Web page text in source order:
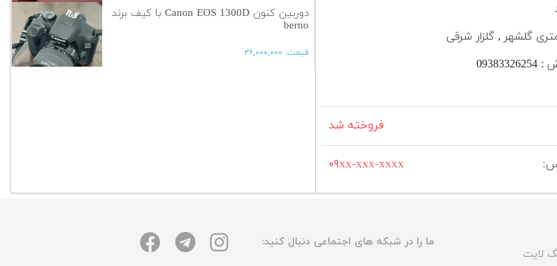
دوربین کنون Canon EOS 1300D با کیف برند
berno
قیمت: ۲۶,۰۰۰,۰۰۰
فروخته شد
۰۹xx-xxx-xxxx
لایت
ما را در شبکه های اجتماعی دنبال کنید: